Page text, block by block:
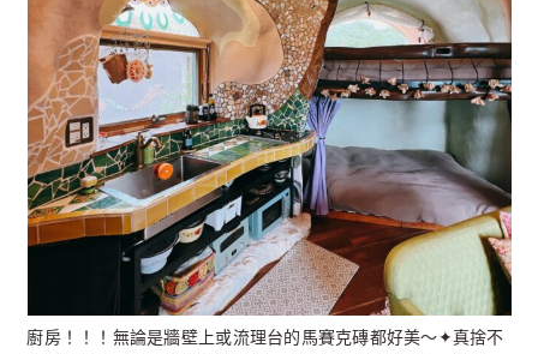
廚房！！！無論是牆壁上或流理台的馬賽克磚都好美～✦真捨不